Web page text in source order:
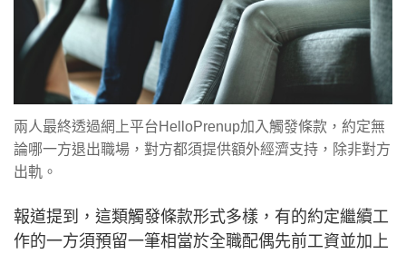
兩人最終透過網上平台HelloPrenup加入觸發條款，約定無
論哪一方退出職場，對方都須提供額外經濟支持，除非對方
出軌。
報道提到，這類觸發條款形式多樣，有的約定繼續工
作的一方須預留一筆相當於全職配偶先前工資並加上